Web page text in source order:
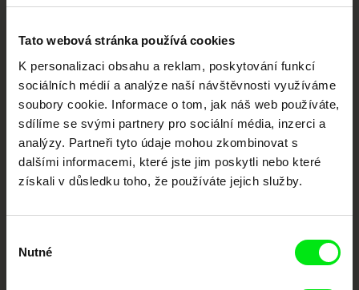
Tato webová stránka používá cookies
K personalizaci obsahu a reklam, poskytování funkcí
sociálních médií a analýze naší návštěvnosti využíváme
soubory cookie. Informace o tom, jak náš web používáte,
sdílíme se svými partnery pro sociální média, inzerci a
analýzy. Partneři tyto údaje mohou zkombinovat s
dalšími informacemi, které jste jim poskytli nebo které
získali v důsledku toho, že používáte jejich služby.
souhlasu
Nutné
každý týden
Portál DAFilms.cz je výsledkem tvůrčí spolupráce 7 klíčových evropských
festivalů dokumentárního filmu sdružených do Doc Alliance. Naším cílem je
posouvat hranice dokumentárního filmu, propagovat jeho rozmanitost a
podporovat kvalitní autorské filmy.
Členové Doc Alliance